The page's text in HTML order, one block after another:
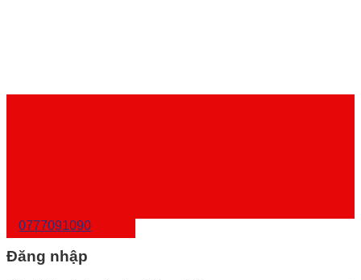
0777091090
Đăng nhập